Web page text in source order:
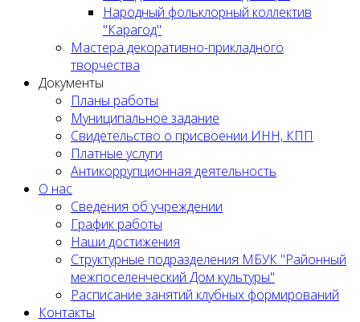
Народный фольклорный коллектив
"Карагод"
Мастера декоративно-прикладного
творчества
Документы
Планы работы
Муниципальное задание
Cвидетельство о присвоении ИНН, КПП
Платные услуги
Антикоррупционная деятельность
О нас
Сведения об учреждении
График работы
Наши достижения
Структурные подразделения МБУК "Районный
межпоселенческий Дом культуры"
Расписание занятий клубных формирований
Контакты